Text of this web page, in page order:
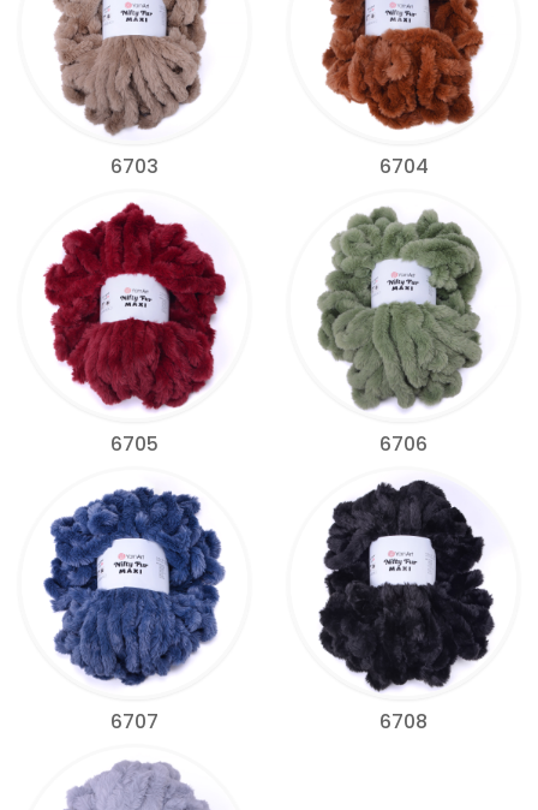
6703 6704
6705 6706
6707 6708